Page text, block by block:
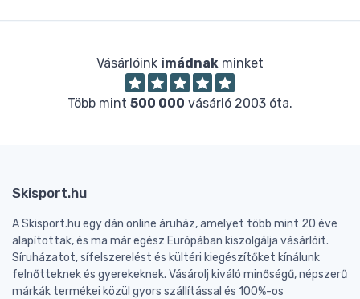
Vásárlóink imádnak minket
Több mint 500 000 vásárló 2003 óta.
Skisport.hu
A Skisport.hu egy dán online áruház, amelyet több mint 20 éve
alapítottak, és ma már egész Európában kiszolgálja vásárlóit.
Síruházatot, sífelszerelést és kültéri kiegészítőket kínálunk
felnőtteknek és gyerekeknek. Vásárolj kiváló minőségű, népszerű
márkák termékei közül gyors szállítással és 100%-os